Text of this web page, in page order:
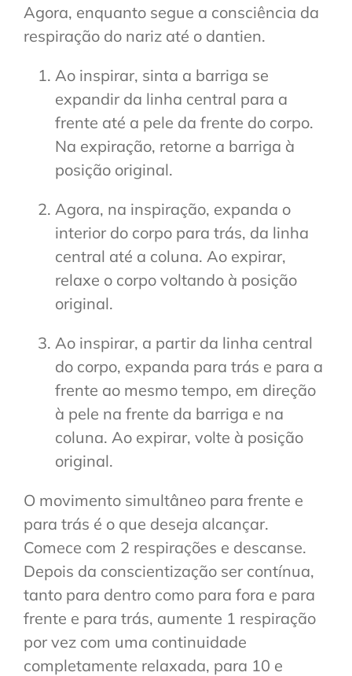
Agora, enquanto segue a consciência da
respiração do nariz até o dantien.
Ao inspirar, sinta a barriga se
expandir da linha central para a
frente até a pele da frente do corpo.
Na expiração, retorne a barriga à
posição original.
Agora, na inspiração, expanda o
interior do corpo para trás, da linha
central até a coluna. Ao expirar,
relaxe o corpo voltando à posição
original.
Ao inspirar, a partir da linha central
do corpo, expanda para trás e para a
frente ao mesmo tempo, em direção
à pele na frente da barriga e na
coluna. Ao expirar, volte à posição
original.
O movimento simultâneo para frente e
para trás é o que deseja alcançar.
Comece com 2 respirações e descanse.
Depois da conscientização ser contínua,
tanto para dentro como para fora e para
frente e para trás, aumente 1 respiração
por vez com uma continuidade
completamente relaxada, para 10 e